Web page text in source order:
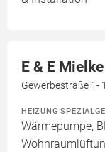
E & E
Gewerbestraße 1-
HEIZUNG
Wärmepumpe,